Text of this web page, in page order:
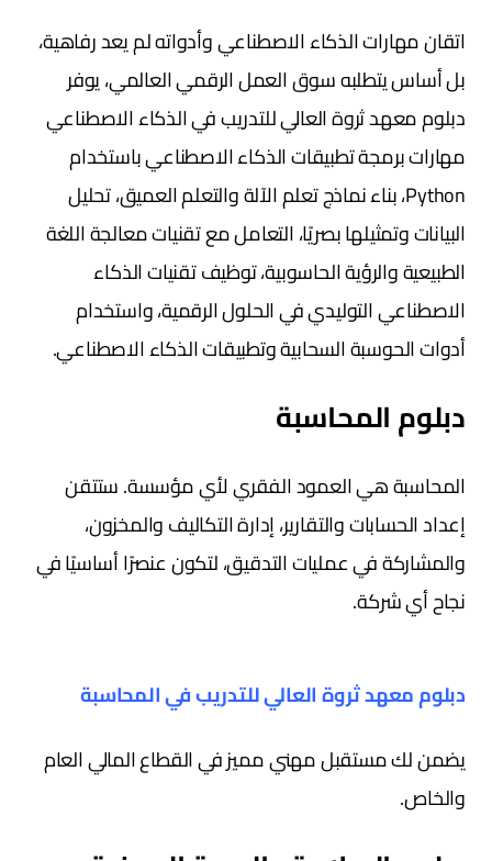
اتقان مهارات الذكاء الاصطناعي وأدواته لم يعد رفاهية،
بل أساس يتطلبه سوق العمل الرقمي العالمي، يوفر
دبلوم معهد ثروة العالي للتدريب في الذكاء الاصطناعي
مهارات برمجة تطبيقات الذكاء الاصطناعي باستخدام
Python، بناء نماذج تعلم الآلة والتعلم العميق، تحليل
البيانات وتمثيلها بصريًا، التعامل مع تقنيات معالجة اللغة
الطبيعية والرؤية الحاسوبية، توظيف تقنيات الذكاء
الاصطناعي التوليدي في الحلول الرقمية، واستخدام
أدوات الحوسبة السحابية وتطبيقات الذكاء الاصطناعي.
دبلوم المحاسبة
المحاسبة هي العمود الفقري لأي مؤسسة. ستتقن
إعداد الحسابات والتقارير، إدارة التكاليف والمخزون،
والمشاركة في عمليات التدقيق، لتكون عنصرًا أساسيًا في
نجاح أي شركة.
دبلوم معهد ثروة العالي للتدريب في المحاسبة
يضمن لك مستقبل مهني مميز في القطاع المالي العام
والخاص.